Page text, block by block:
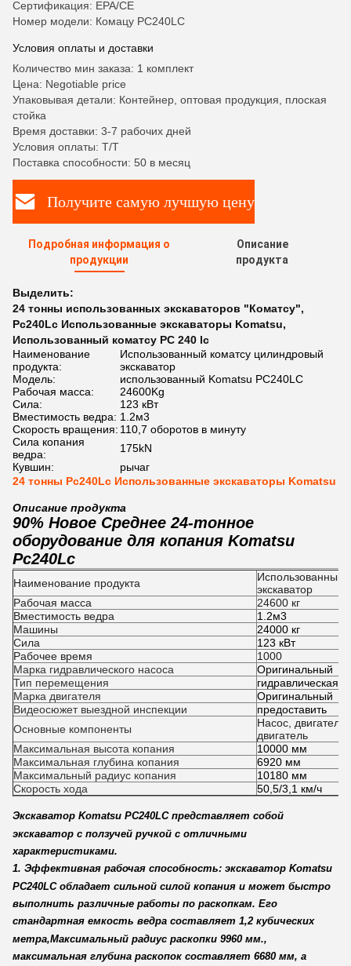
Сертификация: EPA/CE
Номер модели: Комацу PC240LC
Условия оплаты и доставки
Количество мин заказа: 1 комплект
Цена: Negotiable price
Упаковывая детали: Контейнер, оптовая продукция, плоская
стойка
Время доставки: 3-7 рабочих дней
Условия оплаты: T/T
Поставка способности: 50 в месяц
Получите самую лучшую цену
Подробная информация о
продукции
Описание
продукта
Выделить:
24 тонны использованных экскаваторов "Коматсу",
Pc240Lc Использованные экскаваторы Komatsu,
Использованный коматсу PC 240 lc
Наименование
продукта:
Использованный коматсу цилиндровый
экскаватор
Модель:
использованный Komatsu PC240LC
Рабочая масса:
24600Kg
Сила:
123 кВт
Вместимость ведра: 1.2м3
Скорость вращения: 110,7 оборотов в минуту
Сила копания
ведра:
175kN
Кувшин:
рычаг
24 тонны Pc240Lc Использованные экскаваторы Komatsu
Описание продукта
90% Новое Среднее 24-тонное
оборудование для копания Komatsu
Pc240Lc
Наименование продукта
Использованный
экскаватор
Рабочая масса
24600 кг
Вместимость ведра
1.2м3
Машины
24000 кг
Сила
123 кВт
Рабочее время
1000
Марка гидравлического насоса
Оригинальный
Тип перемещения
гидравлическая
Марка двигателя
Оригинальный
Видеосюжет выездной инспекции
предоставить
Основные компоненты
Насос,
двигатель
Максимальная высота копания
10000 мм
Максимальная глубина копания
6920 мм
Максимальный радиус копания
10180 мм
Скорость хода
50,5/3,1 км/ч
Экскаватор Komatsu PC240LC представляет собой
экскаватор с ползучей ручкой с отличными
характеристиками.
1. Эффективная рабочая способность: экскаватор Komatsu
PC240LC обладает сильной силой копания и может быстро
выполнить различные работы по раскопкам. Его
стандартная емкость ведра составляет 1,2 кубических
метра,Максимальный радиус раскопки 9960 мм.,
максимальная глубина раскопок составляет 6680 мм, а